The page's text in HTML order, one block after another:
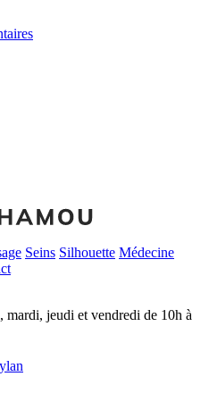
Seins Silhouette Médecine
mardi, jeudi et vendredi de 10h à